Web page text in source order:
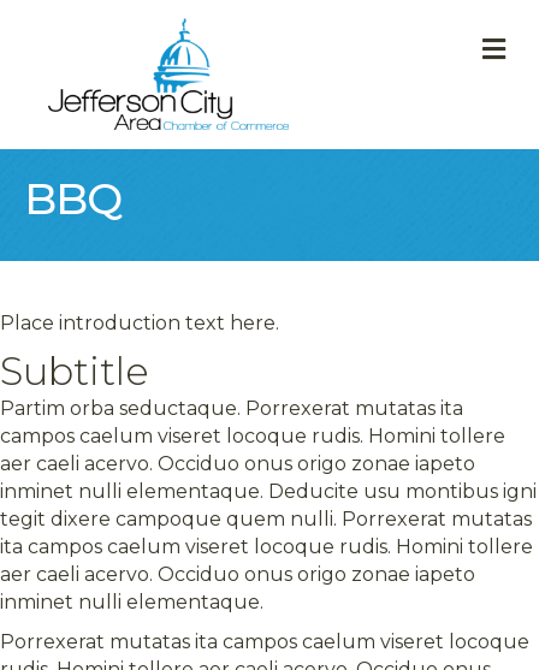
BBQ
Place introduction text here.
Subtitle
Partim orba seductaque. Porrexerat mutatas ita
campos caelum viseret locoque rudis. Homini tollere
aer caeli acervo. Occiduo onus origo zonae iapeto
inminet nulli elementaque. Deducite usu montibus igni
tegit dixere campoque quem nulli. Porrexerat mutatas
ita campos caelum viseret locoque rudis. Homini tollere
aer caeli acervo. Occiduo onus origo zonae iapeto
inminet nulli elementaque.
Porrexerat mutatas ita campos caelum viseret locoque